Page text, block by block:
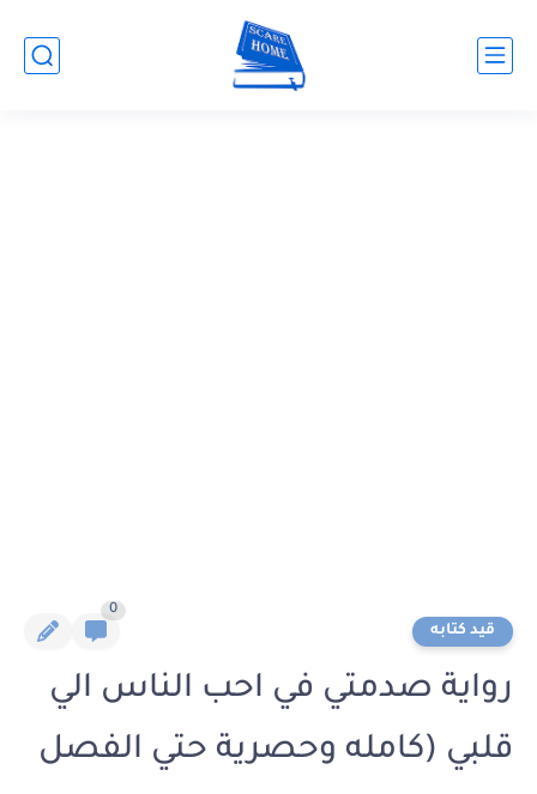
قيد كتابه
0
رواية صدمتي في احب الناس الي
قلبي (كامله وحصرية حتي الفصل